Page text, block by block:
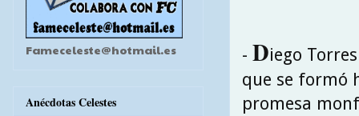
- Diego
que se formó
promesa
Fameceleste@hotmail.es
Anécdotas Celestes